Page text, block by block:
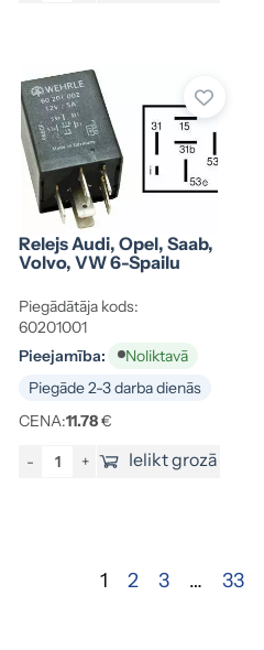
Relejs Audi, Opel, Saab,
Volvo, VW 6-Spailu
Piegādātāja kods:
60201001
Pieejamība:
Noliktavā
Piegāde 2-3 darba dienās
CENA:11.78€
- + Ielikt grozā
1 2 3 … 33